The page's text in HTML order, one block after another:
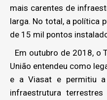
mais carentes de
larga. No total, a política
de 15 mil pontos
Em outubro de 2018, o
União entendeu como
e a Viasat e permitiu
infraestrutura